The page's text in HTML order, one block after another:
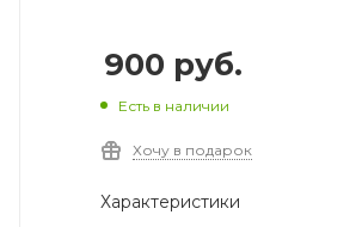
900 руб.
Есть в наличии
Хочу в подарок
Характеристики